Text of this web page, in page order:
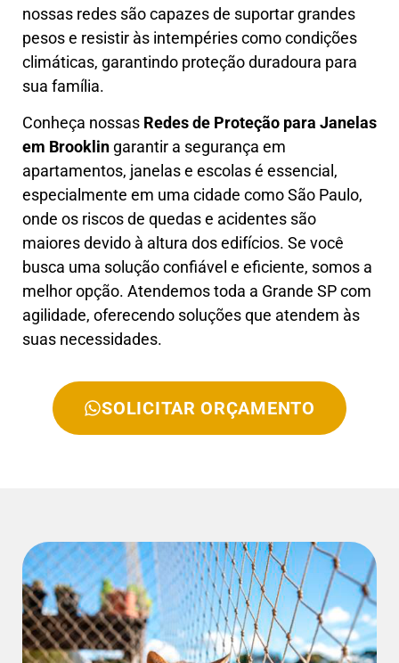
nossas redes são capazes de suportar grandes
pesos e resistir às intempéries como condições
climáticas, garantindo proteção duradoura para
sua família.
Conheça nossas Redes de Proteção para Janelas
em Brooklin garantir a segurança em
apartamentos, janelas e escolas é essencial,
especialmente em uma cidade como São Paulo,
onde os riscos de quedas e acidentes são
maiores devido à altura dos edifícios. Se você
busca uma solução confiável e eficiente, somos a
melhor opção. Atendemos toda a Grande SP com
agilidade, oferecendo soluções que atendem às
suas necessidades.
SOLICITAR ORÇAMENTO